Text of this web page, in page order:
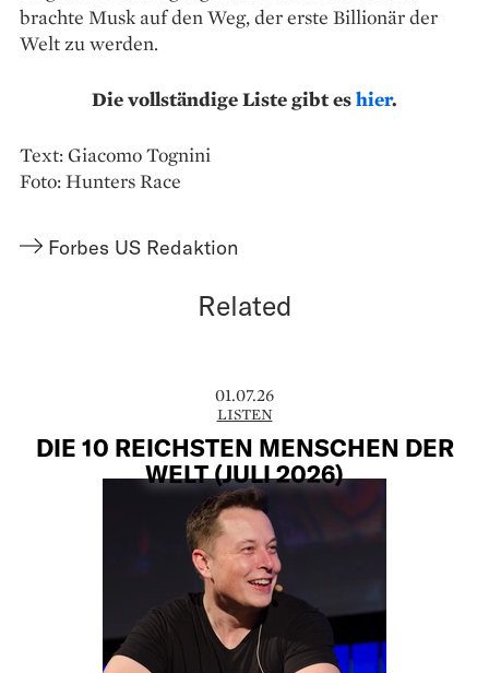
brachte Musk auf den Weg, der erste Billionär der
Welt zu werden.
Die vollständige Liste gibt eshier.
Text: Giacomo Tognini
Foto: Hunters Race
Forbes US Redaktion
Related
01.07.26
LISTEN
DIE 10 REICHSTEN MENSCHEN DER
WELT (JULI 2026)